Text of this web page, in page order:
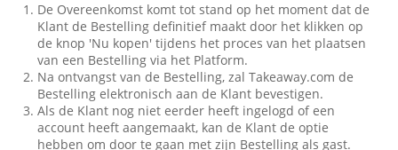
De Overeenkomst komt tot stand op het moment dat de
Klant de Bestelling definitief maakt door het klikken op
de knop 'Nu kopen' tijdens het proces van het plaatsen
van een Bestelling via het Platform.
Na ontvangst van de Bestelling, zal Takeaway.com de
Bestelling elektronisch aan de Klant bevestigen.
Als de Klant nog niet eerder heeft ingelogd of een
account heeft aangemaakt, kan de Klant de optie
hebben om door te gaan met zijn Bestelling als gast.